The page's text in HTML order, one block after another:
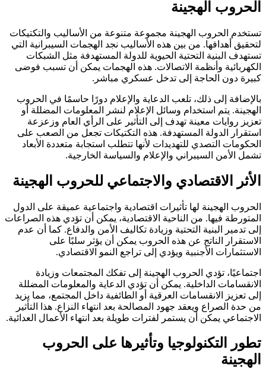
الحروب الهجينة
تستخدم الحروب الهجينة مجموعة متنوعة من الأساليب والتكتيكات
لتحقيق أهدافها. من بين هذه الأساليب نجد الهجمات السيبرانية التي
تستهدف البنية التحتية الحيوية للدولة المستهدفة مثل الشبكات
الكهربائية وأنظمة الاتصالات. هذه الهجمات يمكن أن تسبب فوضى
كبيرة دون الحاجة إلى تدخل عسكري مباشر.
بالإضافة إلى ذلك، تلعب الدعاية والإعلام دورًا حاسمًا في الحروب
الهجينة. يتم استخدام وسائل الإعلام لنشر المعلومات المضللة أو
تعزيز روايات معينة تهدف إلى التأثير على الرأي العام وزعزعة
استقرار الدولة المستهدفة. هذه التكتيكات تجعل من الصعب على
الحكومات التصدي للتهديدات لأنها تتطلب استجابة متعددة الأبعاد
تشمل الأمن السيبراني والإعلام والسياسة الخارجية.
الأثر الاقتصادي والاجتماعي للحروب الهجينة
الحروب الهجينة لها تأثيرات اقتصادية واجتماعية عميقة على الدول
المتورطة فيها. من الناحية الاقتصادية، يمكن أن تؤدي هذه الصراعات
إلى تدمير البنية التحتية وزيادة تكاليف الأمن والدفاع. كما أن عدم
الاستقرار الناتج عن هذه الحروب يمكن أن يؤثر سلبًا على
الاستثمارات الأجنبية ويؤدي إلى تراجع النمو الاقتصادي.
اجتماعيًا، تؤدي الحروب الهجينة إلى تفكك المجتمعات وزيادة
الانقسامات الداخلية. يمكن أن تؤدي الدعاية والمعلومات المضللة
إلى تعزيز الانقسامات العرقية أو الطائفية داخل المجتمع، مما يزيد
من حدة الصراع ويعقد جهود المصالحة بعد انتهاء النزاع. هذا التأثير
الاجتماعي يمكن أن يستمر لفترات طويلة بعد انتهاء الأعمال العدائية.
تطور التكنولوجيا وتأثيرها على الحروب
الهجينة